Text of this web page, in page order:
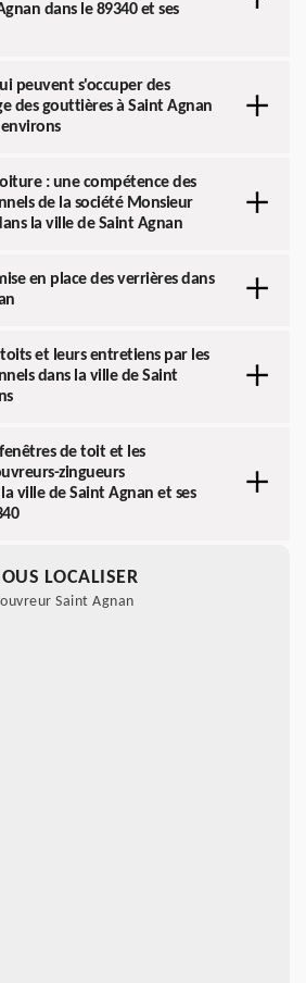
dans le 89340 et ses
peuvent s'occuper des
des gouttières à Saint Agnan
environs
: une compétence des
de la société Monsieur
la ville de Saint Agnan
en place des verrières dans
et leurs entretiens par les
dans la ville de Saint
de toit et les
zingueurs
ville de Saint Agnan et ses
LOCALISER
Saint Agnan